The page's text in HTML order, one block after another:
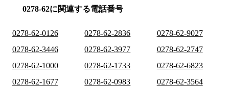
0278-62に関連する電話番号
0278-62-0126 0278-62-2836
0278-62-9027
0278-62-3446
0278-62-3977
0278-62-2747
0278-62-1000
0278-62-1733
0278-62-6823
0278-62-1677
0278-62-0983
0278-62-3564